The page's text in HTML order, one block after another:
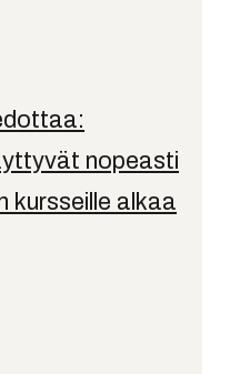
nopeasti
kursseille alkaa